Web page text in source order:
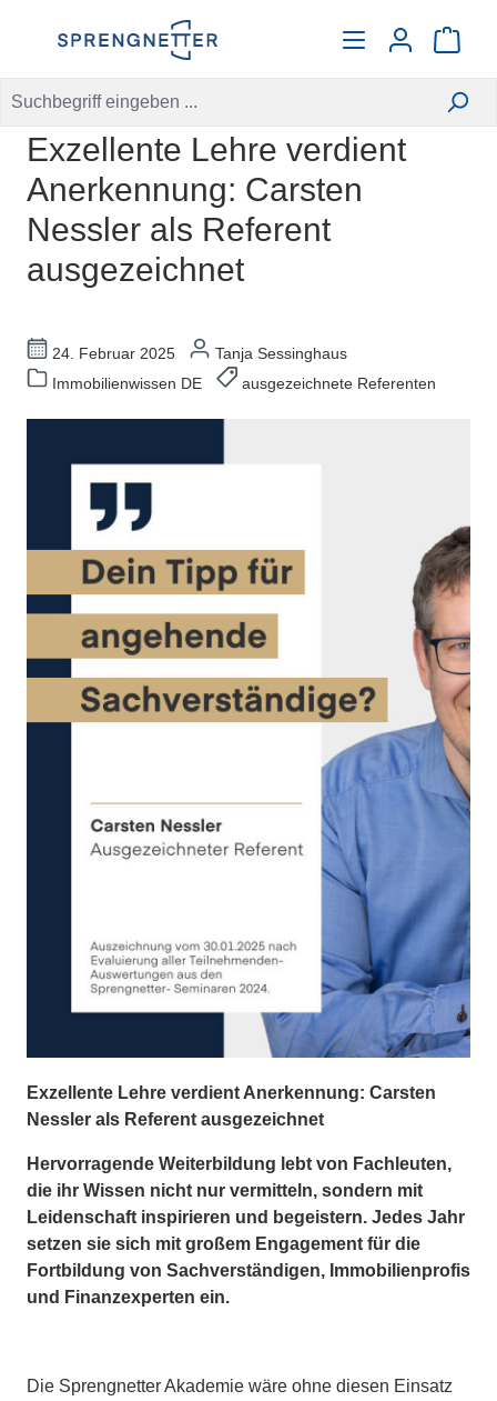
Exzellente Lehre verdient
Anerkennung: Carsten
Nessler als Referent
ausgezeichnet
24. Februar 2025
Tanja Sessinghaus
Immobilienwissen DE
ausgezeichnete Referenten
Exzellente Lehre verdient Anerkennung: Carsten
Nessler als Referent ausgezeichnet
Hervorragende Weiterbildung lebt von Fachleuten,
die ihr Wissen nicht nur vermitteln, sondern mit
Leidenschaft inspirieren und begeistern. Jedes Jahr
setzen sie sich mit großem Engagement für die
Fortbildung von Sachverständigen, Immobilienprofis
und Finanzexperten ein.
Die Sprengnetter Akademie wäre ohne diesen Einsatz